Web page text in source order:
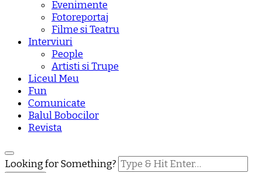
Evenimente
Fotoreportaj
Filme si Teatru
Interviuri
People
Artisti si Trupe
Liceul Meu
Fun
Comunicate
Balul Bobocilor
Revista
Looking for Something?